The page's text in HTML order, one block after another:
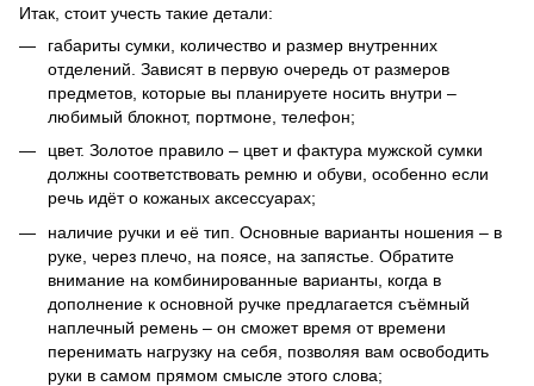
Итак, стоит учесть такие детали:
габариты сумки, количество и размер внутренних
отделений. Зависят в первую очередь от размеров
предметов, которые вы планируете носить внутри –
любимый блокнот, портмоне, телефон;
цвет. Золотое правило – цвет и фактура мужской сумки
должны соответствовать ремню и обуви, особенно если
речь идёт о кожаных аксессуарах;
наличие ручки и её тип. Основные варианты ношения – в
руке, через плечо, на поясе, на запястье. Обратите
внимание на комбинированные варианты, когда в
дополнение к основной ручке предлагается съёмный
наплечный ремень – он сможет время от времени
перенимать нагрузку на себя, позволяя вам освободить
руки в самом прямом смысле этого слова;